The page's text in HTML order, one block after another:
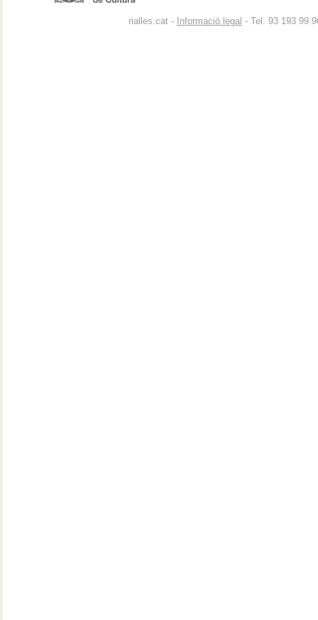
rialles.cat - Informació legal - Tel. 93 193 99